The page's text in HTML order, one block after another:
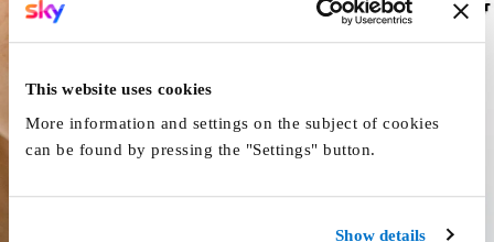
This website uses cookies
More information and settings on the subject of cookies
can be found by pressing the "Settings" button.
Show details